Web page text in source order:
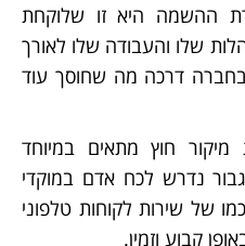
ההשמה היא זו שלוקחת
שלו והעבודה שלו לאורך
דרכה מה שחוסך עוד
מיקור חוץ מתאים במיוחד
נדרש לכח אדם במוקדי
של שירות לקוחות טלפוני
קבוע וזמין.